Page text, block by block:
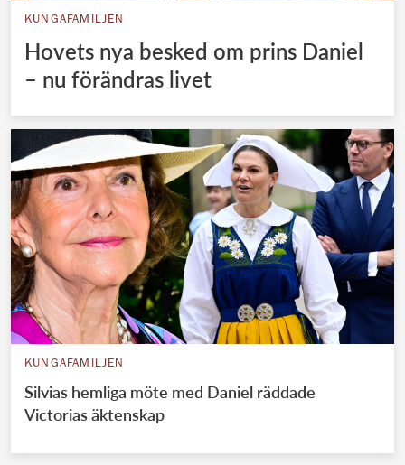
KUNGAFAMILJEN
Hovets nya besked om prins Daniel
– nu förändras livet
KUNGAFAMILJEN
Silvias hemliga möte med Daniel räddade
Victorias äktenskap